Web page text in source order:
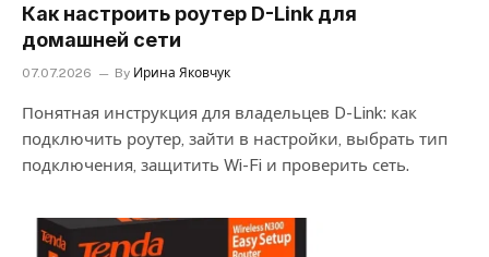
Как настроить роутер D-Link для
домашней сети
07.07.2026 By Ирина Яковчук
Понятная инструкция для владельцев D-Link: как
подключить роутер, зайти в настройки, выбрать тип
подключения, защитить Wi-Fi и проверить сеть.